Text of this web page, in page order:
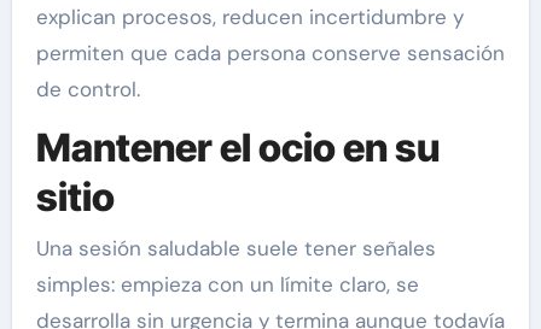
explican procesos, reducen incertidumbre y
permiten que cada persona conserve sensación
de control.
Mantener el ocio en su
sitio
Una sesión saludable suele tener señales
simples: empieza con un límite claro, se
desarrolla sin urgencia y termina aunque todavía